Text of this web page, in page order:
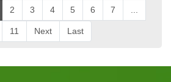
2 3 4 5 6 7
11 Next Last